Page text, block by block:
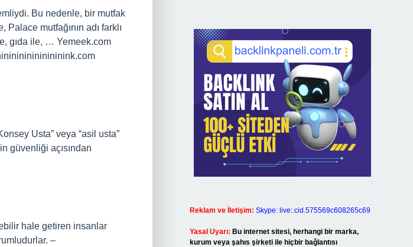
Bu nedenle, bir mutfak
mutfağının adı farklı
gıda ile, … Yemeek.com
Usta” veya “asil usta”
güvenliği açısından
hale getiren insanlar
–
Reklam ve İletişim: Skype: live:.cid.575569c608265c69
Yasal Uyarı: Bu internet sitesi, herhangi bir marka,
kurum veya şahıs şirketi ile hiçbir bağlantısı